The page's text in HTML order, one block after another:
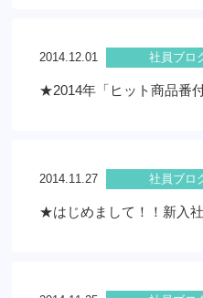
2014.12.01 社員ブロ
★2014年「ヒット商品番
2014.11.27 社員ブロ
★はじめまして！！新入